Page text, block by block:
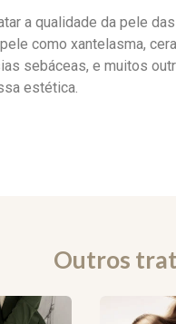
a qualidade da pele das
como xantelasma,
sebáceas, e muitos
estética.
Outros